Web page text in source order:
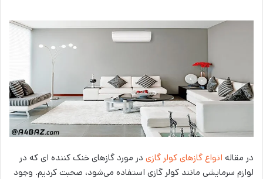
در مقاله انواع گازهای کولر گازی در مورد گازهای خنک کننده ای که در
لوازم سرمایشی مانند کولر گازی استفاده می‌شود، صحبت کردیم. وجود